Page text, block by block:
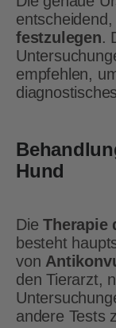
entscheidend,
festzulegen.
empfehlen,
Hund
DieTherapie
besteht
von
den Tierarzt,
andere Tests